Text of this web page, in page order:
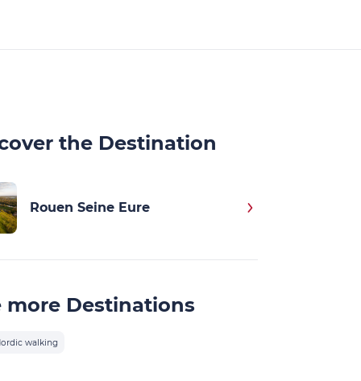
the Destination
Rouen Seine Eure
more Destinations
walking